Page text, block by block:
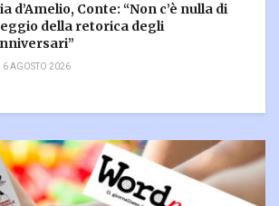
d’Amelio, Conte: “Non c’è nulla di
della retorica degli
6 AGOSTO 2026